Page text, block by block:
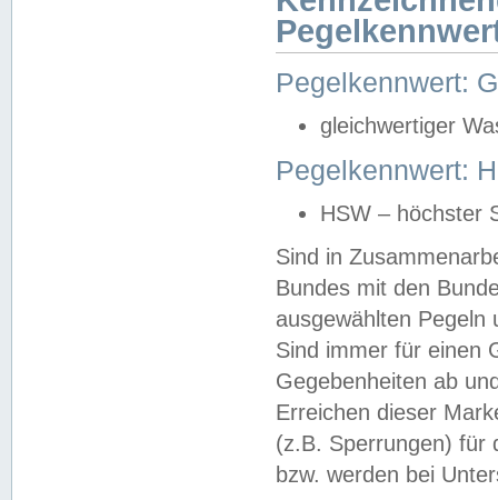
Pegelkennwert:
gleichwertiger
Pegelkennwert:
HSW – höchster
Sind in
Bundes mit den
ausgewählten
Sind immer für einen
Gegebenheiten ab
Erreichen dieser
(z.B. Sperrungen) für
bzw. werden bei